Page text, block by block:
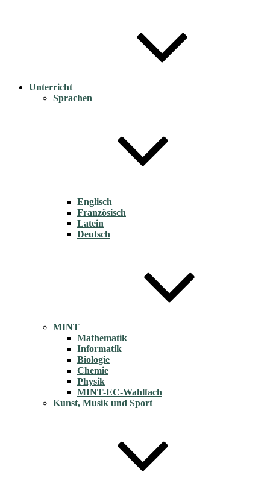
Unterricht
Sprachen
Englisch
Französisch
Latein
Deutsch
MINT
Mathematik
Informatik
Biologie
Chemie
Physik
MINT-EC-Wahlfach
Kunst, Musik und Sport